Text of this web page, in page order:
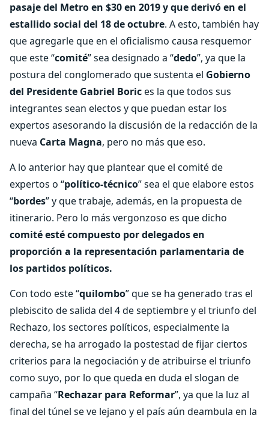
pasaje del Metro en $30 en 2019 y que derivó en el
estallido social del 18 de octubre. A esto, también hay
que agregarle que en el oficialismo causa resquemor
que este “comité” sea designado a “dedo”, ya que la
postura del conglomerado que sustenta el Gobierno
del Presidente Gabriel Borices la que todos sus
integrantes sean electos y que puedan estar los
expertos asesorando la discusión de la redacción de la
nueva Carta Magna, pero no más que eso.
A lo anterior hay que plantear que el comité de
expertos o “político-técnico” sea el que elabore estos
“bordes” y que trabaje, además, en la propuesta de
itinerario. Pero lo más vergonzoso es que dicho
comité esté compuesto por delegados en
proporción a la representación parlamentaria de
los partidos políticos.
Con todo este “quilombo” que se ha generado tras el
plebiscito de salida del 4 de septiembre y el triunfo del
Rechazo, los sectores políticos, especialmente la
derecha, se ha arrogado la postestad de fijar ciertos
criterios para la negociación y de atribuirse el triunfo
como suyo, por lo que queda en duda el slogan de
campaña “Rechazar para Reformar”, ya que la luz al
final del túnel se ve lejano y el país aún deambula en la